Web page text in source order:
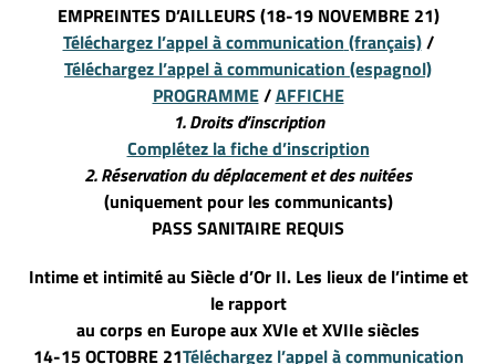
EMPREINTES D’AILLEURS (18-19 NOVEMBRE 21)
Téléchargez l’appel à communication (français)/
Téléchargez l’appel à communication (espagnol)
PROGRAMME/AFFICHE
1. Droits d’inscription
Complétez la fiche d’inscription
2. Réservationdu déplacementet des nuitées
(uniquement pour les communicants)
PASS SANITAIRE REQUIS
Intime et intimité au Siècle d’Or II. Les lieux de l’intime et
le rapport
au corps en Europe aux XVIe et XVIIe siècles
14-15 OCTOBRE 21Téléchargez l’appel à communication